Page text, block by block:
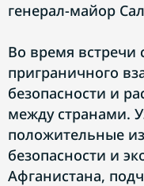
генерал-майор
Во время встречи
приграничного
безопасности и
между странами.
положительные
безопасности и
Афганистана,